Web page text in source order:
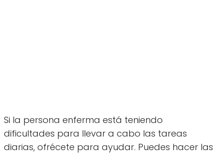
Si la persona enferma está teniendo
dificultades para llevar a cabo las tareas
diarias, ofrécete para ayudar. Puedes hacer las